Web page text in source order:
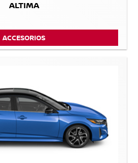
ALTIMA
ACCESORIOS